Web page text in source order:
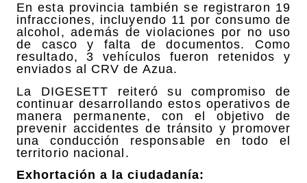
En esta provincia también se registraron 19
infracciones, incluyendo 11 por consumo de
alcohol, además de violaciones por no uso
de casco y falta de documentos. Como
resultado, 3 vehículos fueron retenidos y
enviados al CRV de Azua.
La DIGESETT reiteró su compromiso de
continuar desarrollando estos operativos de
manera permanente, con el objetivo de
prevenir accidentes de tránsito y promover
una conducción responsable en todo el
territorio nacional.
Exhortación a la ciudadanía: